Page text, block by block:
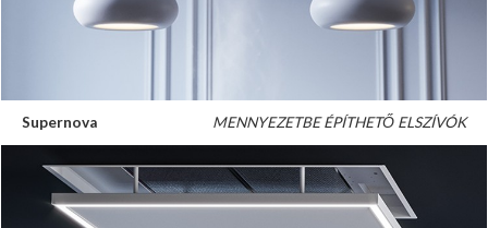
Supernova MENNYEZETBE ÉPÍTHETŐ ELSZÍVÓK